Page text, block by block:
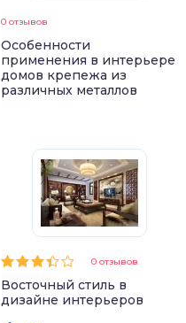
0 отзывов
Особенности
применения в интерьере
домов крепежа из
различных металлов
0 отзывов
Восточный стиль в
дизайне интерьеров